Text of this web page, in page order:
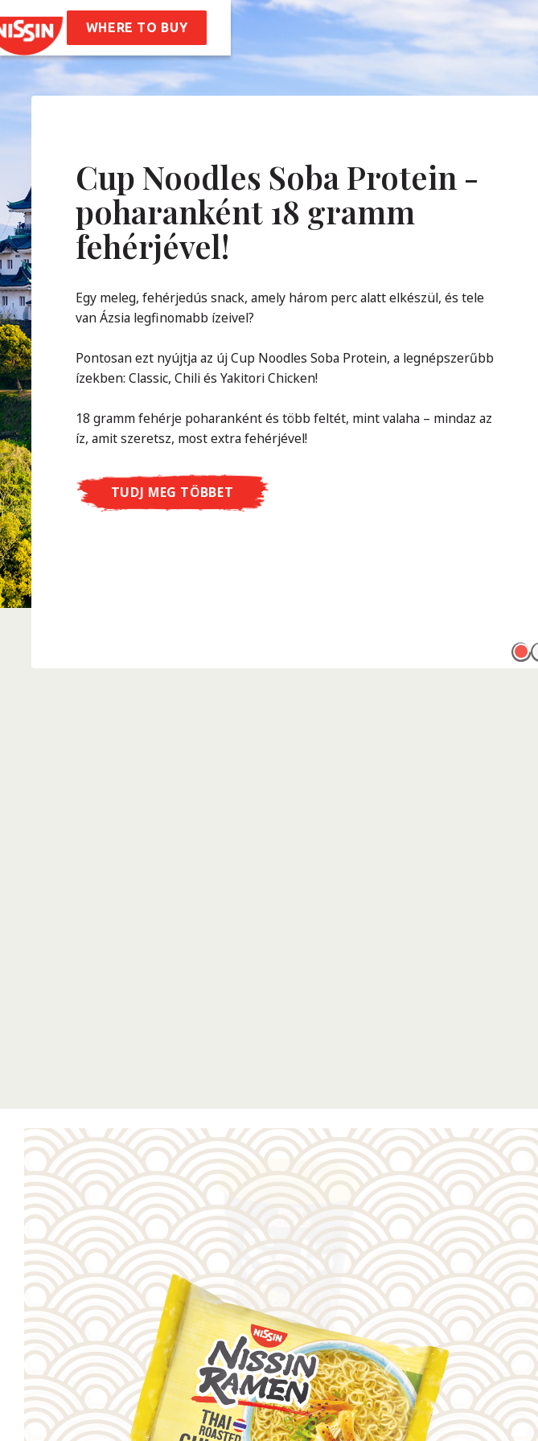
WHERE TO BUY
Vállalati Értékeink
Cup Noodles Soba Protein -
poharanként 18 gramm
fehérjével!
Egy meleg, fehérjedús snack, amely három perc alatt elkészül, és tele
van Ázsia legfinomabb ízeivel?
Pontosan ezt nyújtja az új Cup Noodles Soba Protein, a legnépszerűbb
ízekben: Classic, Chili és Yakitori Chicken!
18 gramm fehérje poharanként és több feltét, mint valaha – mindaz az
íz, amit szeretsz, most extra fehérjével!
TUDJ MEG TÖBBET